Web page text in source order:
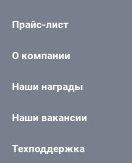
Прайс-лист
О компании
Наши награды
Наши вакансии
Техподдержка